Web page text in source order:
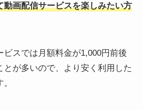
動画配信サービスを楽しみたい方
ビスでは月額料金が1,000円前後
とが多いので、より安く利用した